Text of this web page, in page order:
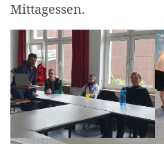
Mittagessen.